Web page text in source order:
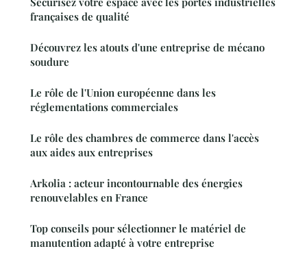
françaises de qualité
Découvrez les atouts d'une entreprise de mécano
soudure
Le rôle de l'Union européenne dans les
réglementations commerciales
Le rôle des chambres de commerce dans l'accès
aux aides aux entreprises
Arkolia : acteur incontournable des énergies
renouvelables en France
Top conseils pour sélectionner le matériel de
manutention adapté à votre entreprise